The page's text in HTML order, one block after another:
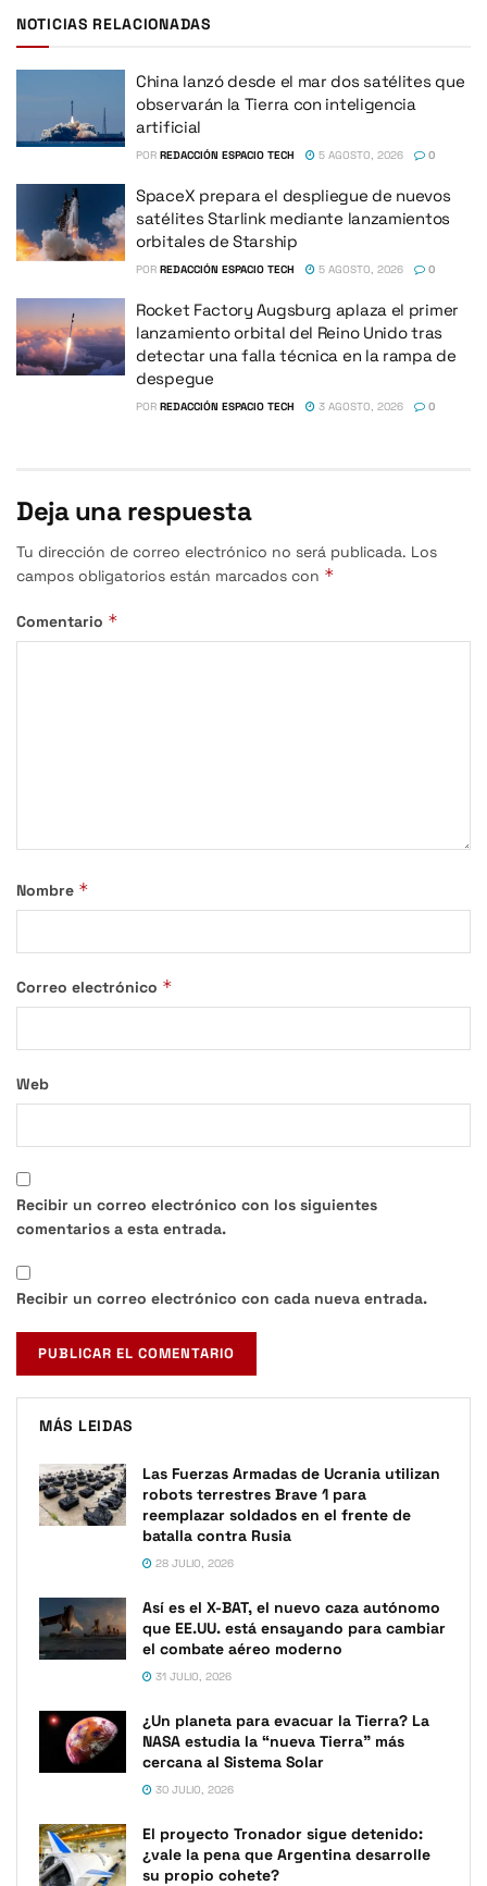
NOTICIAS RELACIONADAS
China lanzó desde el mar dos satélites que
observarán la Tierra con inteligencia
artificial
POR REDACCIÓN ESPACIO TECH 5 AGOSTO, 2026 0
SpaceX prepara el despliegue de nuevos
satélites Starlink mediante lanzamientos
orbitales de Starship
POR REDACCIÓN ESPACIO TECH 5 AGOSTO, 2026 0
Rocket Factory Augsburg aplaza el primer
lanzamiento orbital del Reino Unido tras
detectar una falla técnica en la rampa de
despegue
POR REDACCIÓN ESPACIO TECH 3 AGOSTO, 2026 0
Deja una respuesta
Tu dirección de correo electrónico no será publicada. Los
campos obligatorios están marcados con *
Comentario *
Nombre *
Correo electrónico *
Web
Recibir un correo electrónico con los siguientes
comentarios a esta entrada.
Recibir un correo electrónico con cada nueva entrada.
MÁS LEIDAS
Las Fuerzas Armadas de Ucrania utilizan
robots terrestres Brave 1 para
reemplazar soldados en el frente de
batalla contra Rusia
28 JULIO, 2026
Así es el X-BAT, el nuevo caza autónomo
que EE.UU. está ensayando para cambiar
el combate aéreo moderno
31 JULIO, 2026
¿Un planeta para evacuar la Tierra? La
NASA estudia la “nueva Tierra” más
cercana al Sistema Solar
30 JULIO, 2026
El proyecto Tronador sigue detenido:
¿vale la pena que Argentina desarrolle
su propio cohete?